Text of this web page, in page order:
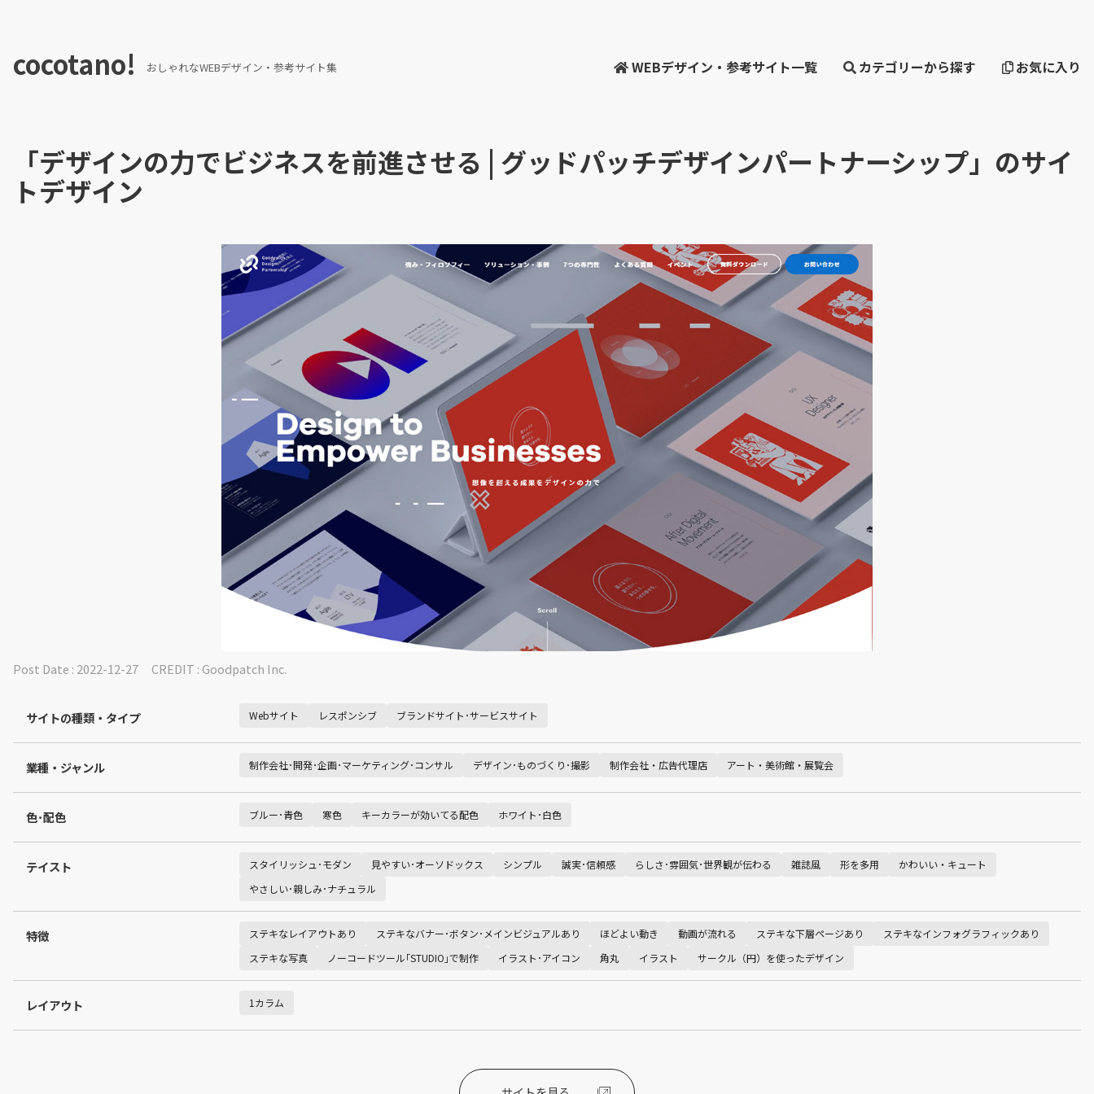
cocotano! おしゃれなWEBデザイン・参考サイト集 WEBデザイン・参考サイト一覧 カテゴリーから探す お気に入り
「デザインの力でビジネスを前進させる | グッドパッチデザインパートナーシップ」のサイ
トデザイン
Post Date : 2022-12-27 CREDIT :Goodpatch Inc.
サイトの種類・タイプ Webサイト レスポンシブ ブランドサイト･サービスサイト
業種・ジャンル 制作会社･開発･企画･マーケティング･コンサル デザイン･ものづくり･撮影 制作会社・広告代理店 アート・美術館・展覧会
色･配色 ブルー･青色 寒色 キーカラーが効いてる配色 ホワイト･白色
テイスト スタイリッシュ･モダン 見やすい･オーソドックス シンプル 誠実･信頼感 らしさ･雰囲気･世界観が伝わる 雑誌風 形を多用
かわいい・キュート
やさしい･親しみ･ナチュラル
特徴 ステキなレイアウトあり ステキなバナー･ボタン･メインビジュアルあり ほどよい動き 動画が流れる ステキな下層ページあり
ステキなインフォグラフィックあり
ステキな写真
ノーコードツール｢STUDIO｣で制作 イラスト･アイコン 角丸 イラスト サークル（円）を使ったデザイン
レイアウト 1カラム